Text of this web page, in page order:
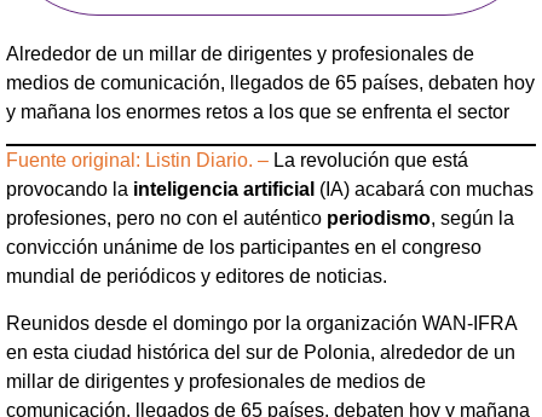
Alrededor de un millar de dirigentes y profesionales de
medios de comunicación, llegados de 65 países, debaten hoy
y mañana los enormes retos a los que se enfrenta el sector
Fuente original: Listin Diario. – La revolución que está
provocando la inteligencia artificial (IA) acabará con muchas
profesiones, pero no con el auténtico periodismo, según la
convicción unánime de los participantes en el congreso
mundial de periódicos y editores de noticias.
Reunidos desde el domingo por la organización WAN-IFRA
en esta ciudad histórica del sur de Polonia, alrededor de un
millar de dirigentes y profesionales de medios de
comunicación, llegados de 65 países, debaten hoy y mañana